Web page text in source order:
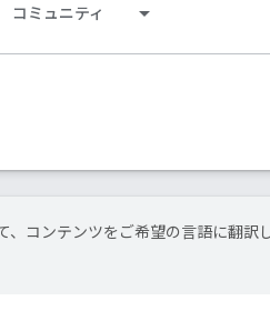
コミュニティ
、コンテンツをご希望の言語に翻訳